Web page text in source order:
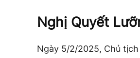
Nghị Quyết
Ngày 5/2/2025, Chủ